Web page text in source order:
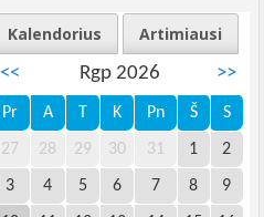
Kalendorius
Artimiausi
<<
Rgp 2026 >>
Pr A T K Pn Š S
27 28 29 30 31 1 2
3 4 5 6 7 8 9